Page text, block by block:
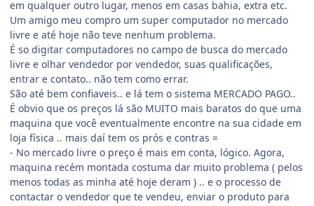
em qualquer outro lugar, menos em casas bahia, extra etc.
Um amigo meu compro um super computador no mercado
livre e até hoje não teve nenhum problema.
É so digitar computadores no campo de busca do mercado
livre e olhar vendedor por vendedor, suas qualificações,
entrar e contato.. não tem como errar.
São até bem confiaveis.. e lá tem o sistema MERCADO PAGO..
É obvio que os preços lá são MUITO mais baratos do que uma
maquina que você eventualmente encontre na sua cidade em
loja física .. mais daí tem os prós e contras =
- No mercado livre o preço é mais em conta, lógico. Agora,
maquina recém montada costuma dar muito problema ( pelos
menos todas as minha até hoje deram ) .. e o processo de
contactar o vendedor que te vendeu, enviar o produto para